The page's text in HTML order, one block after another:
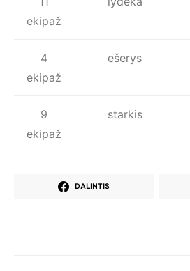
ekipaž
4
ekipaž
ešerys
9
ekipaž
starkis
DALINTIS